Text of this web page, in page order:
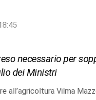
necessario per
dei Ministri
all’agricoltura Vilma